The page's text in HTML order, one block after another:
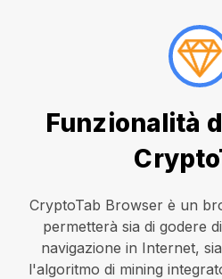
Funzionalità
CryptoTab Browser è un
permetterà sia di godere
navigazione in Internet,
l'algoritmo di mining